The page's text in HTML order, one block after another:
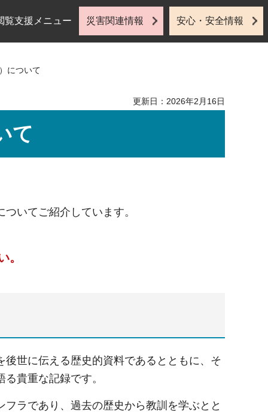
覧支援メニュー 災害関連情報 安心・安全情報
について
更新日：2026年2月16日
て
いてご紹介しています。
。
世に伝える歴史的資料であるとともに、そ
貴重な記録です。
ラであり、過去の歴史から教訓を学ぶとと